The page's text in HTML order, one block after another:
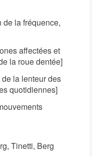
de la fréquence,
affectées et
la roue dentée]
la lenteur des
quotidiennes]
Tinetti, Berg